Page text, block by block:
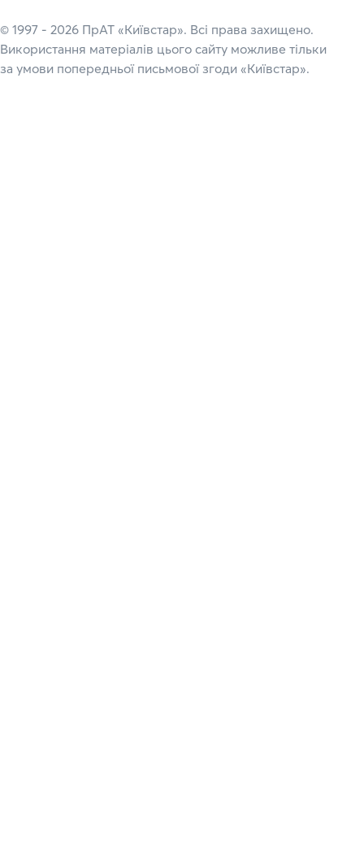
© 1997 - 2026 ПрАТ «Київстар». Всі права захищено.
Використання матеріалів цього сайту можливе тільки
за умови попередньої письмової згоди «Київстар».